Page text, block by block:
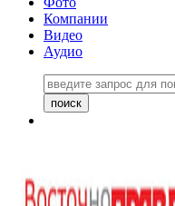
Компании
Видео
Аудио